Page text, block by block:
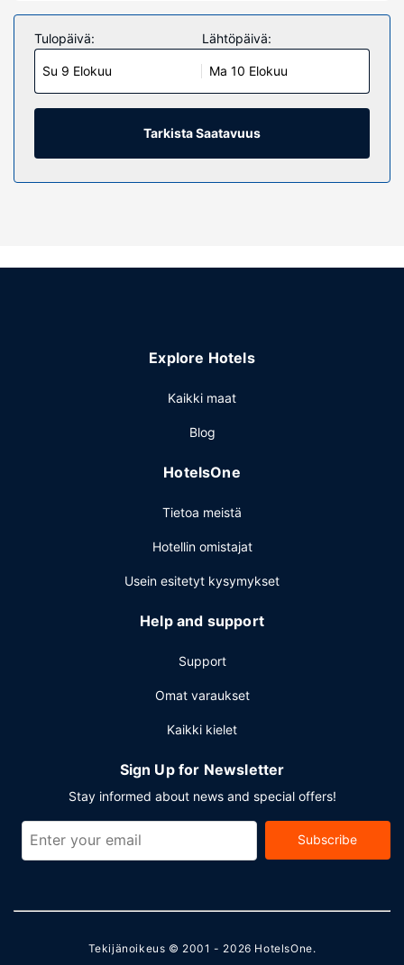
Tässä majoituspaikassa on 97 viihtyisää huonetta.
Huoneiden varusteluun kuuluu muun muassa
keittonurkkaus, jossa on jääkaappi ja liesi. Mukavuuksiin
kuuluu 37-tuumainen LCD-televisio ja satelliittikanavat.
Käytössäsi on myös ilmainen langaton internetyhteys.
Huone siivotaan päivittäin. Huoneissa on työpöytä ja
mikroaaltouuni.
Kiinteistön miellyttävyys
myyntiautomaatti.
kuuluu maksullinen omatoiminen pysäköinti.
Tulopäivä:
Su 9 Elokuu
Lähtöpäivä:
Ma 10 Elokuu
Tarkista Saatavuus
Explore Hotels
Kaikki maat
Blog
HotelsOne
Tietoa meistä
Hotellin omistajat
Usein esitetyt kysymykset
Help and support
Support
Omat varaukset
Kaikki kielet
Sign Up for Newsletter
Stay informed about news and special offers!
Subscribe
Tekijänoikeus © 2001 - 2026 HotelsOne.